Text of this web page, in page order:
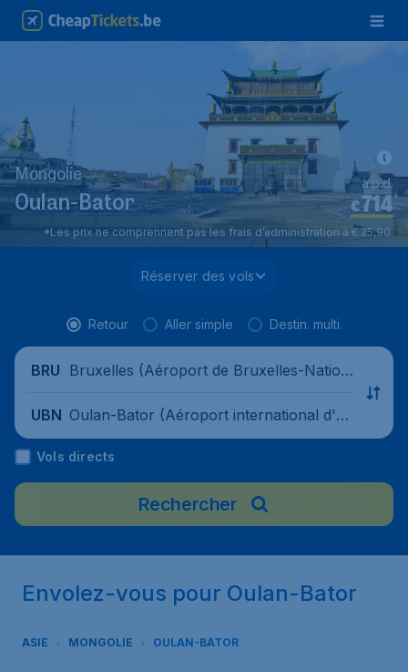
Mongolie
Oulan-Bator €714*
à.p.d.
*Les prix ne comprennent pas les frais d’administration à € 25,90.
Réserver des vols
Retour Aller simple Destin. multi.
BRU Bruxelles (Aéroport de Bruxelles-Nation
UBN Oulan-Bator (Aéroport international d'O
ulan-Bator), Mongolie
Vols directs
Rechercher
Envolez-vous pour Oulan-Bator
ASIE MONGOLIE OULAN-BATOR